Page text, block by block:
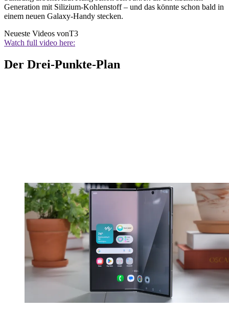
Generation mit Silizium-Kohlenstoff – und das könnte schon bald in
einem neuen Galaxy-Handy stecken.
Neueste Videos vonT3
Watch full video here:
Der Drei-Punkte-Plan